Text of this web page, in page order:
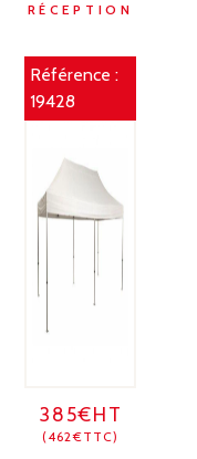
RÉCEPTION
Référence :
19428
385€HT
(462€TTC)